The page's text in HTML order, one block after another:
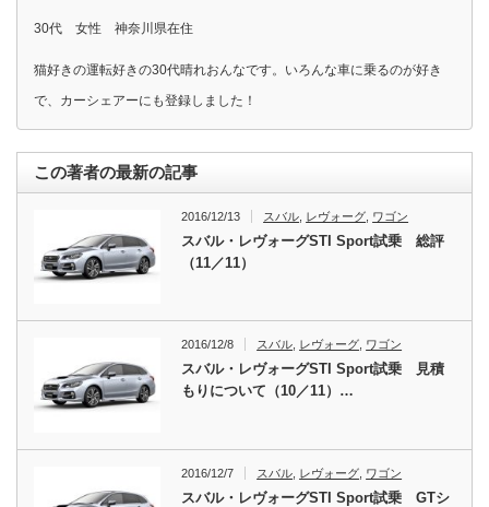
30代 女性 神奈川県在住
猫好きの運転好きの30代晴れおんなです。いろんな車に乗るのが好き
で、カーシェアーにも登録しました！
この著者の最新の記事
2016/12/13 スバル レヴォーグ ワゴン
スバル・レヴォーグSTI Sport試乗 総評
（11／11）
2016/12/8 スバル レヴォーグ ワゴン
スバル・レヴォーグSTI Sport試乗 見積
もりについて（10／11）…
2016/12/7 スバル レヴォーグ ワゴン
スバル・レヴォーグSTI Sport試乗 GTシ